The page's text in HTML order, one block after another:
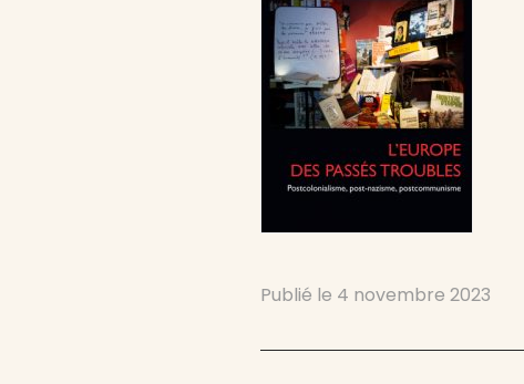
Publié le 4 novembre 2023